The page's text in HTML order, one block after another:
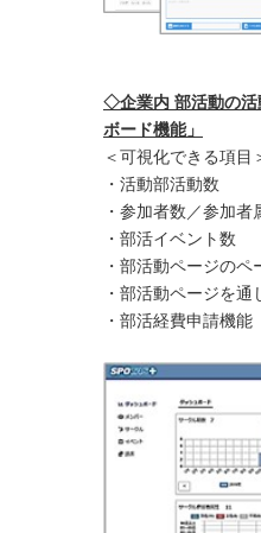
◇企業内 部活動の活
ボード機能」
＜可視化できる項目
・活動部活動数
・参加者数／参加者
・部活イベント数
・部活動ページのペ
・部活動ページを
・部活経費申請機能